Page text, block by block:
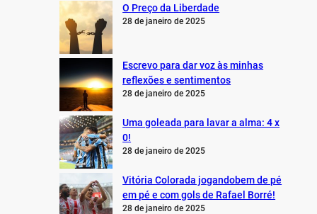
O Preço da Liberdade
28 de janeiro de 2025
Escrevo para dar voz às minhas
reflexões e sentimentos
28 de janeiro de 2025
Uma goleada para lavar a alma: 4 x
0!
28 de janeiro de 2025
Vitória Colorada jogandobem de pé
em pé e com gols de Rafael Borré!
28 de janeiro de 2025